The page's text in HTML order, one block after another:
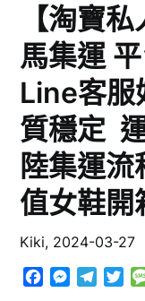
【淘寶
馬集運
Line客服
質穩定
陸集運
值女鞋開
Kiki, 2024-03-27
Facebook
Messenger